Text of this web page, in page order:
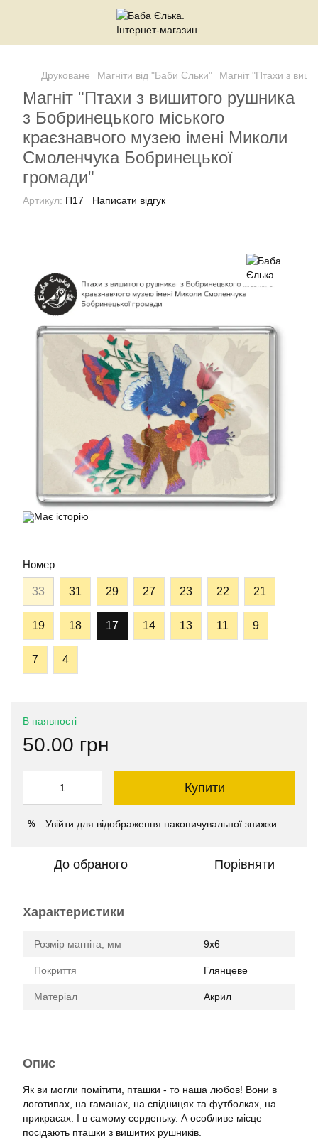
Друковане Магніти від "Баби Єльки" Магніт "Птахи з
Магніт "Птахи з вишитого рушника
з Бобринецького міського
краєзнавчого музею імені Миколи
Смоленчука Бобринецької
громади"
Артикул: П17 Написати відгук
Номер
33 31 29 27 23 22 21
19 18 17 14 13 11 9
7 4
В наявності
50.00 грн
Купити
% Увійти для відображення накопичувальної знижки
До обраного Порівняти
Характеристики
Розмір магніта, мм 9х6
Покриття Глянцеве
Матеріал Акрил
Опис
Як ви могли помітити, пташки - то наша любов! Вони в
логотипах, на гаманах, на спідницях та футболках, на
прикрасах. І в самому серденьку. А особливе місце
посідають пташки з вишитих рушників.